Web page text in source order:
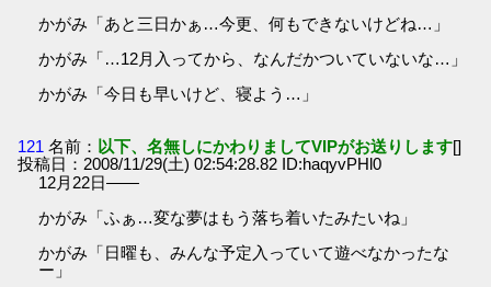
かがみ「あと三日かぁ…今更、何もできないけどね…」
かがみ「…12月入ってから、なんだかついていないな…」
かがみ「今日も早いけど、寝よう…」
121 名前： 以下、名無しにかわりましてVIPがお送りします[]
投稿日：2008/11/29(土) 02:54:28.82 ID:haqyvPHl0
12月22日――
かがみ「ふぁ…変な夢はもう落ち着いたみたいね」
かがみ「日曜も、みんな予定入っていて遊べなかったな
ー」